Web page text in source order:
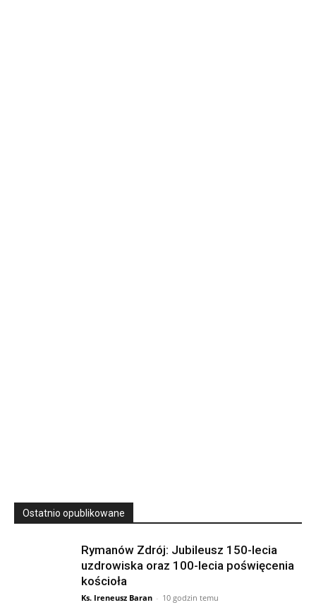
Ostatnio opublikowane
Rymanów Zdrój: Jubileusz 150-lecia
uzdrowiska oraz 100-lecia poświęcenia
kościoła
Ks. Ireneusz Baran - 10 godzin temu